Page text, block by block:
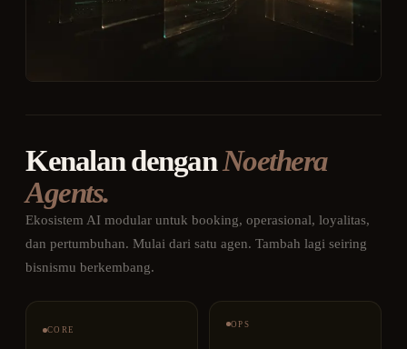
Kenalan denganNoethera
Agents.
Ekosistem AI modular untuk booking, operasional, loyalitas,
dan pertumbuhan. Mulai dari satu agen. Tambah lagi seiring
bisnismu berkembang.
CORE
OPS